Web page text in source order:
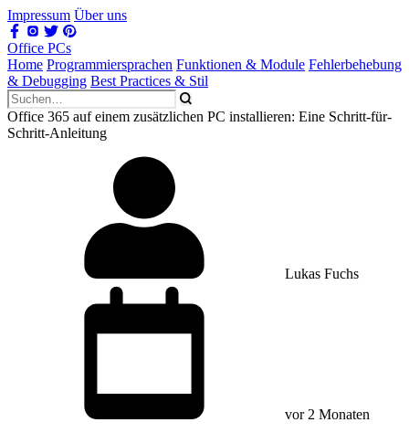
Impressum Über uns
Office PCs
Home Programmiersprachen Funktionen & Module Fehlerbehebung
& Debugging Best Practices & Stil
Office 365 auf einem zusätzlichen PC installieren: Eine Schritt-für-
Schritt-Anleitung
Lukas Fuchs
vor 2 Monaten